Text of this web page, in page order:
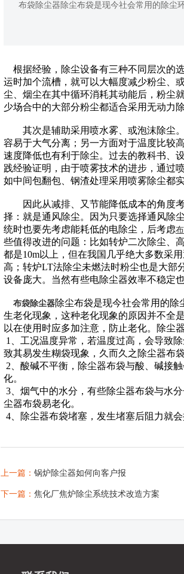
布袋除尘器除尘布袋是现今社会常用的除尘
根据经验，除尘设备有三种不同层次的
运时加个流槽，就可以大幅度减少粉尘、
尘、烟尘在其中循环消耗其动能后，粉尘
少场合中的大部分粉尘都适合采用无动力
其次是辅助采用喷水雾、或泡沫除尘。
容易于大气分离；另一方面对于温度比较
速度降低也有利于除尘。过去的教科书、
践经验证明，由于喷雾技术的进步，通过
如中间包翻包、钢渣处理采用喷雾除尘都
因此从减排、又节能降低成本的角度考
择：就是通风除尘。因为只要选择通风除
统时也要先考虑能耗低的电除尘，后考虑
些值得改进的问题：比如转炉二次除尘、
都是10m以上，但在我国几乎绝大多数采
高；转炉LT法除尘未燃法时粉尘也是大部
设备庞大。当然有些电除尘器效率不稳定
布袋除尘器除尘布袋是现今社会常用的
生老化现象，这种老化现象的原因并不全
以在使用时应多加注意，防止老化。除尘
1、工况温度异常，若温度过高，会导致
致其易发生糊袋现象，久而久之除尘器布
2、酸碱不平衡，除尘器布袋与酸、碱接
化。
3、烟气中的水分，有些除尘器布袋与水
尘器布袋易老化。
4、除尘器布袋堵塞，发生堵塞后阻力就
上一篇： 锅炉除尘器如何向客户报
下一篇： 焦化厂焦炉除尘系统技术改造方案